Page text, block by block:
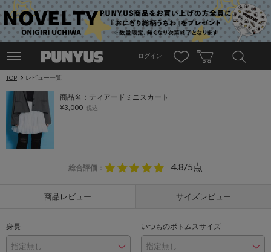
ログイン
TOP レビュー一覧
商品名：ティアードミニスカート
¥3,000 税込
総合評価 ： 4.8/5点
商品レビュー サイズレビュー
身長 いつものボトムスサイズ